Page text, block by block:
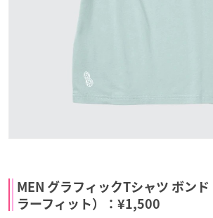
MEN グラフィックTシャツ ボンド
ラーフィット）：¥1,500